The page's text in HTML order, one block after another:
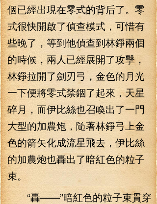
個已經出現在零式的背后了。零
式很快開啟了偵查模式，可惜有
些晚了，等到他偵查到林錚兩個
的時候，兩人已經展開了攻擊，
林錚拉開了劍刃弓，金色的月光
一下便將零式禁錮了起來，天星
碎月，而伊比絲也召喚出了一門
大型的加農炮，隨著林錚弓上金
色的箭矢化成流星飛去，伊比絲
的加農炮也轟出了暗紅色的粒子
束。
“轟——”暗紅色的粒子束貫穿